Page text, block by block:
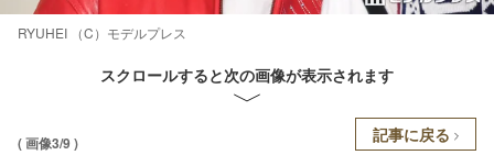
RYUHEI （C）モデルプレス
スクロールすると次の画像が表示されます
( 画像3/9 ) 記事に戻る